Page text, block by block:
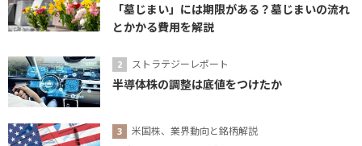
「墓じまい」には期限がある？墓じまいの流れ
とかかる費用を解説
ストラテジーレポート
半導体株の調整は底値をつけたか
米国株、業界動向と銘柄解説